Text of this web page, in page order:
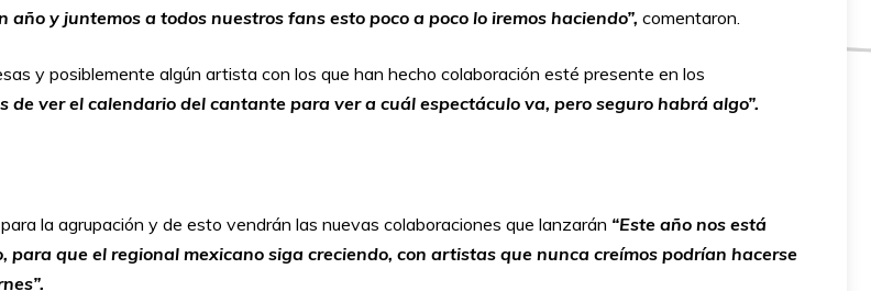
y juntemos a todos nuestros fans esto poco a poco lo iremos haciendo”, comentaron.
y posiblemente algún artista con los que han hecho colaboración esté presente en los
ver el calendario del cantante para ver a cuál espectáculo va, pero seguro habrá algo”.
la agrupación y de esto vendrán las nuevas colaboraciones que lanzarán “Este año nos está
que el regional mexicano siga creciendo, con artistas que nunca creímos podrían hacerse